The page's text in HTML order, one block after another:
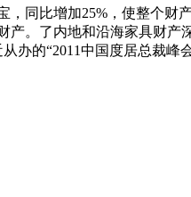
同比增加25%，使整个财
产。了内地和沿海家具财产
的“2011中国度居总裁峰